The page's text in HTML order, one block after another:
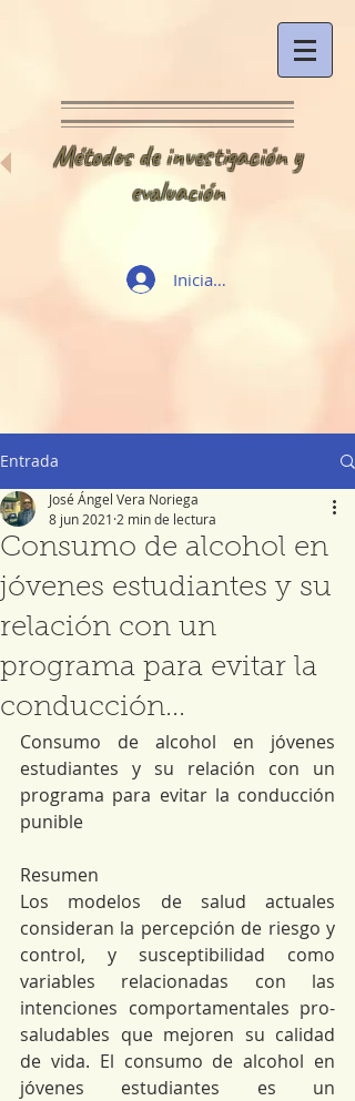
Métodos de investigación y
evaluación
Iniciar sesión
Entrada
Consumo de alcohol en
jóvenes estudiantes y su
relación con un
programa para evitar la
conducción...
José Ángel Vera Noriega
8 jun 2021 2 min de lectura
Consumo de alcohol en jóvenes
estudiantes y su relación con un
programa para evitar la conducción
punible
Resumen
Los modelos de salud actuales
consideran la percepción de riesgo y
control, y susceptibilidad como
variables relacionadas con las
intenciones comportamentales pro-
saludables que mejoren su calidad
de vida. El consumo de alcohol en
jóvenes estudiantes es un